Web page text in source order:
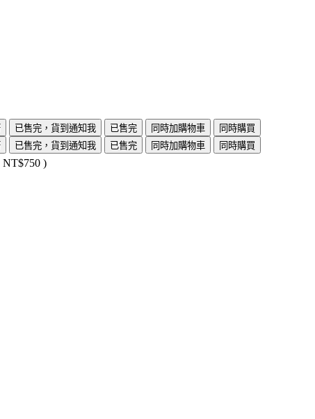
已售完，貨到通知我 已售完 同時加購物車
同時購買
已售完，貨到通知我 已售完 同時加購物車 同時購買
NT$750 )